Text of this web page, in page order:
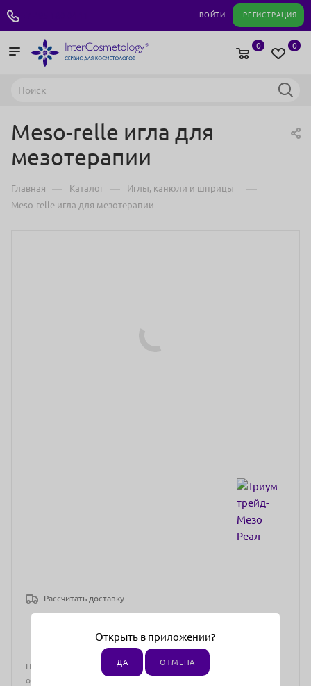
ВОЙТИ РЕГИСТРАЦИЯ
0
0
Meso-relle игла для
мезотерапии
Главная — Каталог — Иглы, канюли и шприцы —
Meso-relle игла для мезотерапии
Рассчитать доставку
Цена действительна только для интернет-магазина и может
отличаться от цен в розничных магазинах
Открыть в приложении?
ДА ОТМЕНА